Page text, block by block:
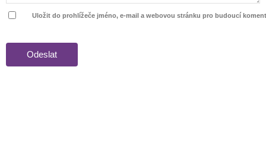
Uložit do prohlížeče jméno, e-mail a webovou stránku pro budoucí